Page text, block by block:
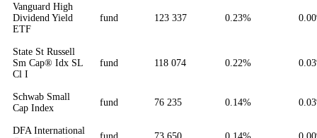
Vanguard High
Dividend Yield
ETF
fund 123 337 0.23%
State St Russell
Sm Cap® Idx SL
Cl I
fund 118 074 0.22%
Schwab Small
Cap Index
fund 76 235 0.14%
DFA International